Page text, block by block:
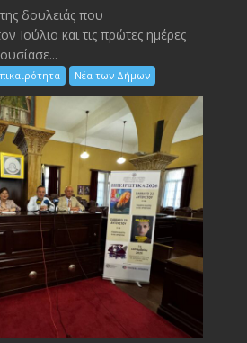
δουλειάς που
Ιούλιο και τις πρώτες ημέρες
Νέα των Δήμων